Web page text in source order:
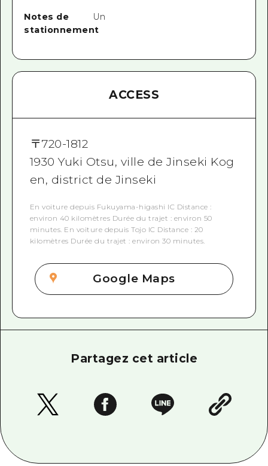
Notes de
stationnement
Un
ACCESS
〒720-1812
1930 Yuki Otsu, ville de Jinseki Kog
en, district de Jinseki
En voiture depuis Fukuyama-higashi IC Distance :
environ 40 kilomètres Durée du trajet : environ 50
minutes. En voiture depuis Tojo IC Distance : 20
kilomètres Durée du trajet : environ 30 minutes.
Google Maps
Partagez cet article